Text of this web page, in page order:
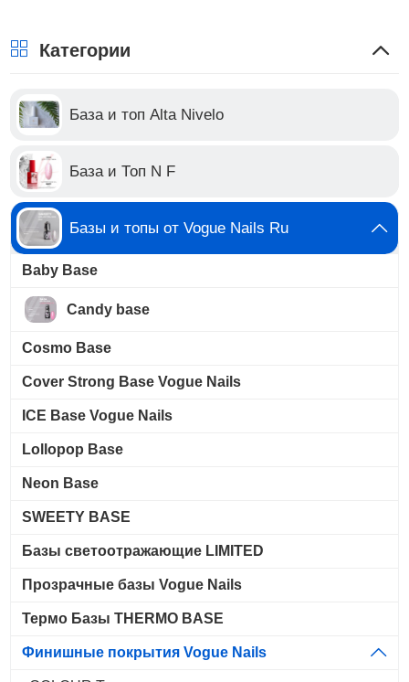
Категории
База и топ Alta Nivelo
База и Топ N F
Базы и топы от Vogue Nails Ru
Baby Base
Candy base
Cosmo Base
Cover Strong Base Vogue Nails
ICE Base Vogue Nails
Lollopop Base
Neon Base
SWEETY BASE
Базы светоотражающие LIMITED
Прозрачные базы Vogue Nails
Термо Базы THERMO BASE
Финишные покрытия Vogue Nails